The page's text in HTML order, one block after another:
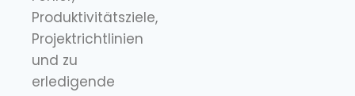
Produktivitätsziele,
Projektrichtlinien
und zu
erledigende